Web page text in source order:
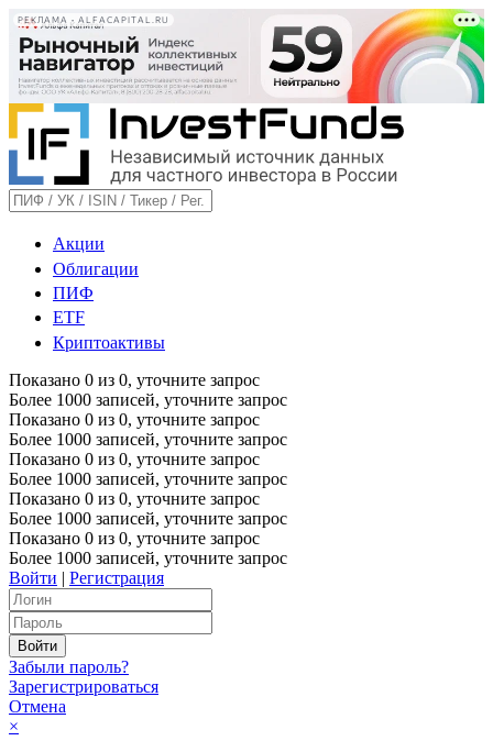
РЕКЛАМА • ALFACAPITAL.RU
Акции
Облигации
ПИФ
ETF
Криптоактивы
Показано 0 из 0, уточните запрос
Более 1000 записей, уточните запрос
Показано 0 из 0, уточните запрос
Более 1000 записей, уточните запрос
Показано 0 из 0, уточните запрос
Более 1000 записей, уточните запрос
Показано 0 из 0, уточните запрос
Более 1000 записей, уточните запрос
Показано 0 из 0, уточните запрос
Более 1000 записей, уточните запрос
Войти | Регистрация
Забыли пароль?
Зарегистрироваться
Отмена
×